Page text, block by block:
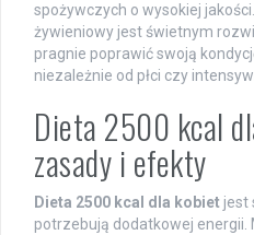
spożywczych o wysokiej
żywieniowy jest świetnym
pragnie poprawić swoją
niezależnie od płci czy
Dieta 2500 kcal
zasady i efekty
Dieta 2500 kcal dla kobiet jest
potrzebują dodatkowej energii.